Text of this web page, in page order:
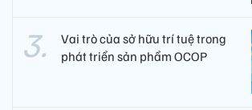
Vai trò của sở hữu trí tuệ trong
phát triển sản phẩm OCOP